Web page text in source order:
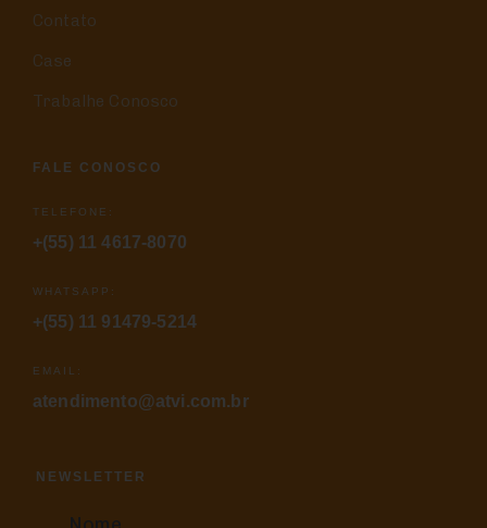
Contato
Case
Trabalhe Conosco
FALE CONOSCO
TELEFONE:
+(55) 11 4617-8070
WHATSAPP:
+(55) 11 91479-5214
EMAIL:
atendimento@atvi.com.br
NEWSLETTER